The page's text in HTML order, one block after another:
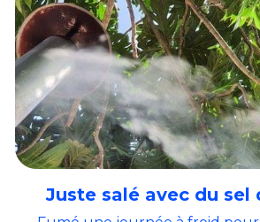
Juste salé avec du sel